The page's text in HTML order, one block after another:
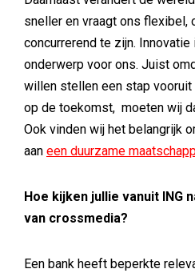
sneller en vraagt ons flexibel,
concurrerend te zijn.
onderwerp voor ons. Juist
willen stellen een stap vooruit
op de toekomst, moeten wij
Ook vinden wij het belangrijk
aan een duurzame
Hoe kijken jullie vanuit ING
van crossmedia?
Een bank heeft beperkte